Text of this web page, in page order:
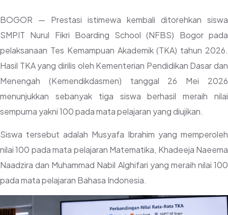
BOGOR — Prestasi istimewa kembali ditorehkan siswa
SMPIT Nurul Fikri Boarding School (NFBS) Bogor pada
pelaksanaan Tes Kemampuan Akademik (TKA) tahun 2026.
Hasil TKA yang dirilis oleh Kementerian Pendidikan Dasar dan
Menengah (Kemendikdasmen) tanggal 26 Mei 2026
menunjukkan sebanyak tiga siswa berhasil meraih nilai
sempurna yakni 100 pada mata pelajaran yang diujikan.
Siswa tersebut adalah Musyafa Ibrahim yang memperoleh
nilai 100 pada mata pelajaran Matematika, Khadeeja Naeema
Naadzira dan Muhammad Nabil Alghifari yang meraih nilai 100
pada mata pelajaran Bahasa Indonesia.